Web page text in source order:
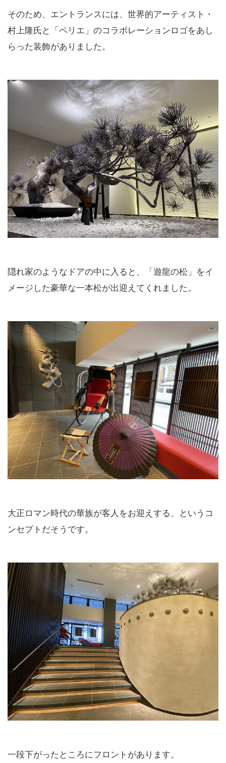
そのため、エントランスには、世界的アーティスト・
村上隆氏と「ペリエ」のコラボレーションロゴをあし
らった装飾がありました。
隠れ家のようなドアの中に入ると、「遊龍の松」をイ
メージした豪華な一本松が出迎えてくれました。
大正ロマン時代の華族が客人をお迎えする、というコ
ンセプトだそうです。
一段下がったところにフロントがあります。